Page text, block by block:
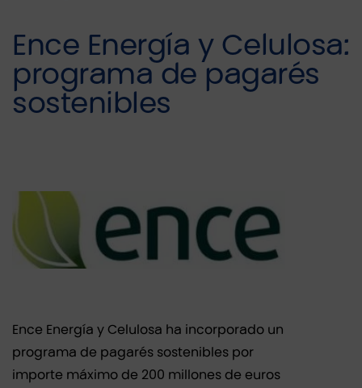
Ence Energía y Celulosa:
programa de pagarés
sostenibles
Ence Energía y Celulosa ha incorporado un
programa de pagarés sostenibles por
importe máximo de 200 millones de euros